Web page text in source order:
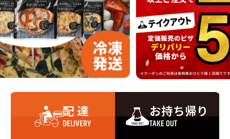
配 達
DELIVERY
お持ち帰り
TAKE OUT